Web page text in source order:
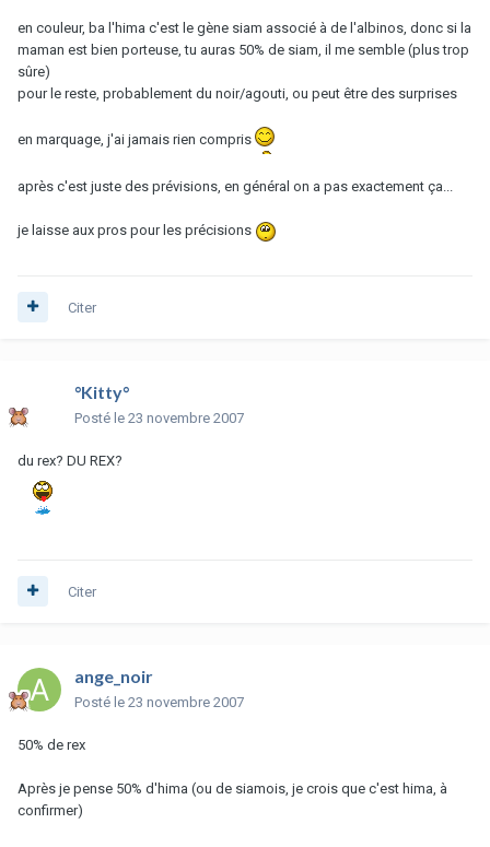
en couleur, ba l'hima c'est le gène siam associé à de l'albinos, donc si la
maman est bien porteuse, tu auras 50% de siam, il me semble (plus trop
sûre)
pour le reste, probablement du noir/agouti, ou peut être des surprises
en marquage, j'ai jamais rien compris
après c'est juste des prévisions, en général on a pas exactement ça...
je laisse aux pros pour les précisions
Citer
°Kitty°
Posté le 23 novembre 2007
du rex? DU REX?
Citer
ange_noir
Posté le 23 novembre 2007
50% de rex
Après je pense 50% d'hima (ou de siamois, je crois que c'est hima, à
confirmer)